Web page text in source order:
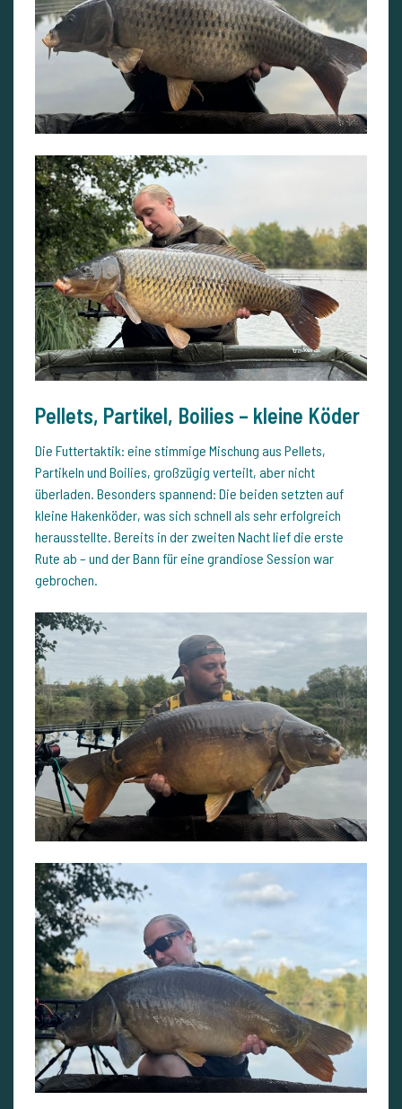
Pellets, Partikel, Boilies – kleine Köder
Die Futtertaktik: eine stimmige Mischung aus Pellets,
Partikeln und Boilies, großzügig verteilt, aber nicht
überladen. Besonders spannend: Die beiden setzten auf
kleine Hakenköder, was sich schnell als sehr erfolgreich
herausstellte. Bereits in der zweiten Nacht lief die erste
Rute ab – und der Bann für eine grandiose Session war
gebrochen.